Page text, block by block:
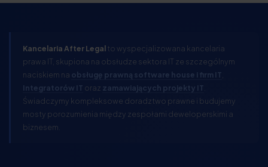
Kancelaria After Legalto wyspecjalizowana kancelaria
prawa IT, skupiona na obsłudze sektora IT ze szczególnym
naciskiem na obsługę prawną software house i firm IT
Integratorów IT oraz zamawiających projekty IT
Świadczymy kompleksowe doradztwo prawne i budujemy
mosty porozumienia między zespołami deweloperskimi a
biznesem.